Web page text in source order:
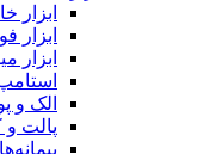
ابزار
ابزار
ابزار
الک و
پالت و
پیمانه‌ها